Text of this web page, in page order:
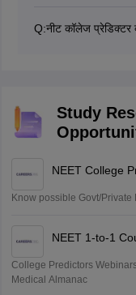
Q:नीट कॉलेज
Study
NEET College
Know possible Govt/
NEET 1-to-1
College Predictors
Medical Almanac